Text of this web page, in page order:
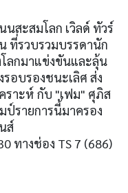
สะสมโลก เวิลด์ ทัวร์
ที่รวบรวมบรรดานัก
ลกมาแข่งขันและลุ้น
อบรองชนะเลิศ ส่ง
ราะห์ กับ "เฟม" ศุภิส
ป์รายการนี้มาครอง
ส์
ทางช่อง TS 7 (686)